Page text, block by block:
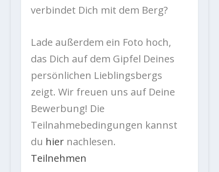
verbindet Dich mit dem Berg?
Lade außerdem ein Foto hoch,
das Dich auf dem Gipfel Deines
persönlichen Lieblingsbergs
zeigt. Wir freuen uns auf Deine
Bewerbung! Die
Teilnahmebedingungen kannst
du hiernachlesen.
Teilnehmen